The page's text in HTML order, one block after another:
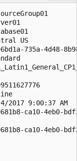
US
735a-4d48-
9:00:37 AM
ca10-4eb0-
ca10-4eb0-